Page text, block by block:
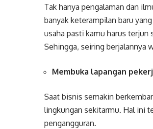
Tak hanya pengalaman dan
banyak keterampilan baru
usaha pasti kamu harus
Sehingga, seiring berjalannya
Membuka lapangan
Saat bisnis semakin
lingkungan sekitarmu. Hal ini
pengangguran.